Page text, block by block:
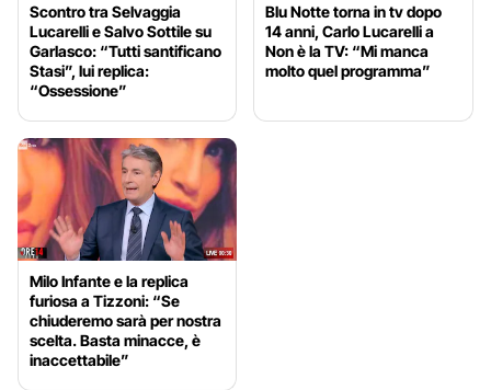
Scontro tra Selvaggia
Lucarelli e Salvo Sottile su
Garlasco: “Tutti santificano
Stasi”, lui replica:
“Ossessione”
Blu Notte torna in tv dopo
14 anni, Carlo Lucarelli a
Non è la TV: “Mi manca
molto quel programma”
Milo Infante e la replica
furiosa a Tizzoni: “Se
chiuderemo sarà per nostra
scelta. Basta minacce, è
inaccettabile”